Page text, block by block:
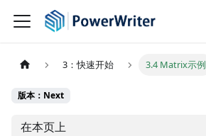
3：快速开始 3.4 Matrix示例
版本：Next
在本页上